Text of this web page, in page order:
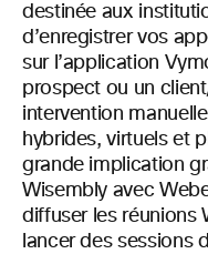
destinée aux
d’enregistrer vos
sur l’application
prospect ou un
intervention
hybrides, virtuels et
grande implication
Wisembly avec
diffuser les réunions
lancer des sessions